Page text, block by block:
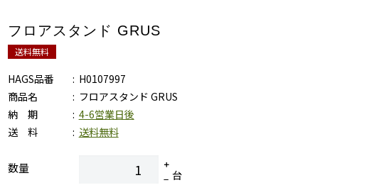
フロアスタンド GRUS
送料無料
HAGS品番
H0107997
商品名
フロアスタンド GRUS
納 期
4-6営業日後
送 料
送料無料
数量
台